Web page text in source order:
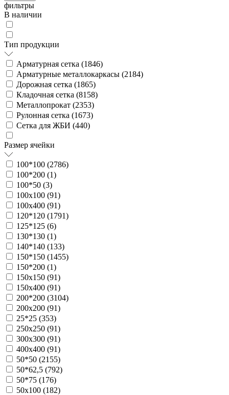
фильтры
В наличии
Тип продукции
Арматурная сетка (1846)
Арматурные металлокаркасы (2184)
Дорожная сетка (1865)
Кладочная сетка (8158)
Металлопрокат (2353)
Рулонная сетка (1673)
Сетка для ЖБИ (440)
Размер ячейки
100*100 (2786)
100*200 (1)
100*50 (3)
100х100 (91)
100х400 (91)
120*120 (1791)
125*125 (6)
130*130 (1)
140*140 (133)
150*150 (1455)
150*200 (1)
150х150 (91)
150х400 (91)
200*200 (3104)
200х200 (91)
25*25 (353)
250х250 (91)
300х300 (91)
400х400 (91)
50*50 (2155)
50*62,5 (792)
50*75 (176)
50х100 (182)